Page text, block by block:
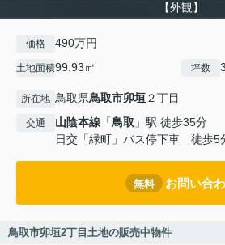
【外観】
価格 490万円
土地面積99.93㎡ 坪数
所在地 鳥取県鳥取市卯垣２丁目
交通 山陰本線 「鳥取 」駅 徒歩35分
日交「緑町」バス停下車 徒歩5
無料 お問い合
鳥取市卯垣2丁目土地の販売中物件